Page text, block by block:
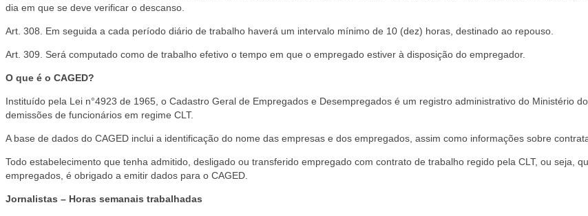
dia em que se deve verificar o descanso.
Art. 308. Em seguida a cada período diário de trabalho haverá um intervalo mínimo de 10 (dez) horas, destinado ao repouso.
Art. 309. Será computado como de trabalho efetivo o tempo em que o empregado estiver à disposição do empregador.
O que é o CAGED?
Instituído pela Lei n°4923 de 1965, o Cadastro Geral de Empregados e Desempregados é um registro administrativo do Ministério
demissões de funcionários em regime CLT.
A base de dados do CAGED inclui a identificação do nome das empresas e dos empregados, assim como informações sobre
Todo estabelecimento que tenha admitido, desligado ou transferido empregado com contrato de trabalho regido pela CLT, ou seja,
empregados, é obrigado a emitir dados para o CAGED.
Jornalistas – Horas semanais trabalhadas